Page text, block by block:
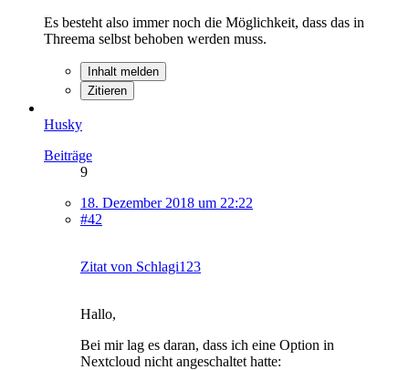
Es besteht also immer noch die Möglichkeit, dass das in
Threema selbst behoben werden muss.
Inhalt melden
Zitieren
Husky
Beiträge
9
18. Dezember 2018 um 22:22
#42
Zitat von Schlagi123
Hallo,
Bei mir lag es daran, dass ich eine Option in
Nextcloud nicht angeschaltet hatte: